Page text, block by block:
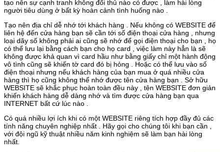
tạo nên sự cạnh tranh không đối thủ nào có được , làm hài lòng
người tiêu dùng ở bất kỳ hoàn cảnh tình huống nào .
Tạo nên địa chỉ dễ nhớ tới khách hàng . Nếu không có WEBSITE để
liên hệ đến cửa hàng bạn sẽ cần tới số điện thoại cửa hàng , nhưng
loại dãy số không phải ai cũng sẽ nhớ để gọi điện thoại cho bạn , họ
có thể lưu lại bằng cách bạn cho họ card , việc làm này hẳn là sẽ
không được khả quan vì card hầu như bằng giấy chỉ một hành động
vô tình cũng sẽ khiến tờ card đó bị hỏng . Hoặc có thể lưu vào số
điện thoại nhưng nếu khách hàng của bạn mua ở quá nhiều cửa
hàng thì họ cũng không thể nhớ được tên cửa hàng bạn . Sở hữu
WEBSITE sẽ khắc phục hoàn toàn đều này , tên WEBSITE đơn giản
khiến khách hàng dễ dàng nhớ và tìm được cửa hàng bạn qua
INTERNET bất cứ lúc nào .
Có quá nhiều lợi ích khi có một WEBSITE riêng tích hợp đầy đủ các
tính năng chuyên nghiệp nhất . Hãy gọi cho chúng tôi khi bạn cần ,
với đội ngũ kỹ thuật nhiều năm kinh nghiệm sẽ làm bạn hài lòng
nhất.